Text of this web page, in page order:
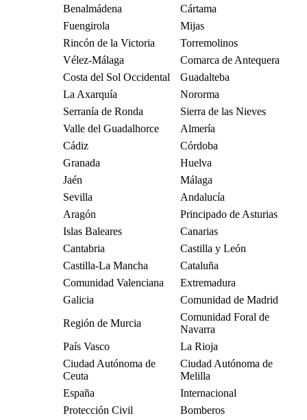
Benalmádena
Cártama
Fuengirola
Mijas
Rincón de la Victoria
Torremolinos
Vélez-Málaga
Comarca de Antequera
Costa del Sol Occidental
Guadalteba
La Axarquía
Nororma
Serranía de Ronda
Sierra de las Nieves
Valle del Guadalhorce
Almería
Cádiz
Córdoba
Granada
Huelva
Jaén
Málaga
Sevilla
Andalucía
Aragón
Principado de Asturias
Islas Baleares
Canarias
Cantabria
Castilla y León
Castilla-La Mancha
Cataluña
Comunidad Valenciana
Extremadura
Galicia
Comunidad de Madrid
Región de Murcia
Comunidad Foral de
Navarra
País Vasco
La Rioja
Ciudad Autónoma de
Ceuta
Ciudad Autónoma de
Melilla
España
Internacional
Protección Civil
Bomberos